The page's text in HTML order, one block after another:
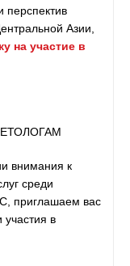
перспектив
Азии,
на участие в
внимания к
среди
приглашаем вас
участия в